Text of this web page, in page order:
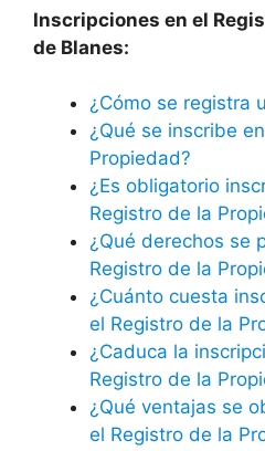
Inscripciones en el
de Blanes:
¿Cómo se registra
¿Qué se inscribe
Propiedad?
¿Es obligatorio
Registro de la
¿Qué derechos se
Registro de la
¿Cuánto cuesta
el Registro de la
¿Caduca la
Registro de la
¿Qué ventajas se
el Registro de la